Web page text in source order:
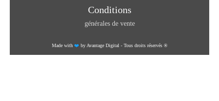
Conditions
générales de vente
Made with ❤️ by Avantage Digital - Tous droits réservés ®